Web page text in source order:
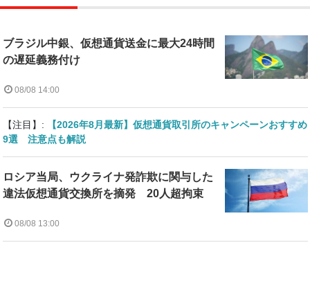
ブラジル中銀、仮想通貨送金に最大24時間
の遅延義務付け
08/08 14:00
【注目】:
【2026年8月最新】仮想通貨取引所のキャンペーンおすすめ
9選 注意点も解説
ロシア当局、ウクライナ発詐欺に関与した
違法仮想通貨交換所を摘発 20人超拘束
08/08 13:00